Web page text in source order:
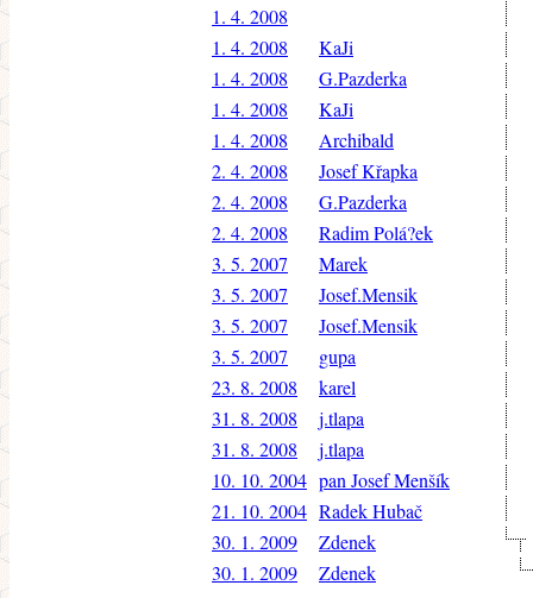
1. 4. 2008
1. 4. 2008
KaJi
1. 4. 2008
G.Pazderka
1. 4. 2008
KaJi
1. 4. 2008
Archibald
2. 4. 2008
Josef Křapka
2. 4. 2008
G.Pazderka
2. 4. 2008
Radim Polá?ek
3. 5. 2007
Marek
3. 5. 2007
Josef.Mensik
3. 5. 2007
Josef.Mensik
3. 5. 2007
gupa
23. 8. 2008
karel
31. 8. 2008
j.tlapa
31. 8. 2008
j.tlapa
10. 10. 2004 pan Josef Menšík
21. 10. 2004 Radek Hubač
30. 1. 2009
Zdenek
30. 1. 2009
Zdenek